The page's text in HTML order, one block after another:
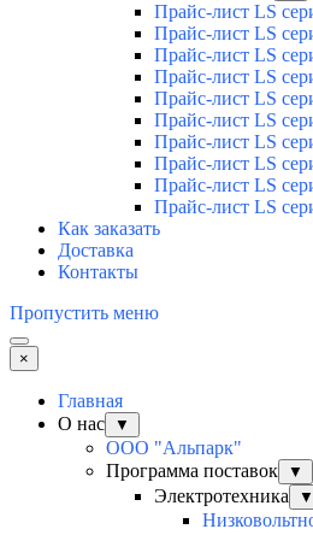
Прайс-лист LS
Прайс-лист LS
Прайс-лист LS
Прайс-лист LS
Прайс-лист LS
Прайс-лист LS
Прайс-лист LS
Прайс-лист LS
Прайс-лист LS
Прайс-лист LS
Как заказать
Доставка
Контакты
Пропустить меню
×
Главная
О нас
▼
ООО "Альпарк"
Программа поставок
▼
Электротехника ▼